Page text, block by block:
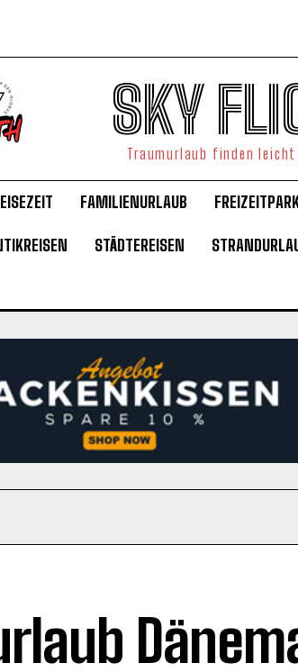
SKY
Traumurlaub finden
FAMILIENURLAUB
STÄDTEREISEN